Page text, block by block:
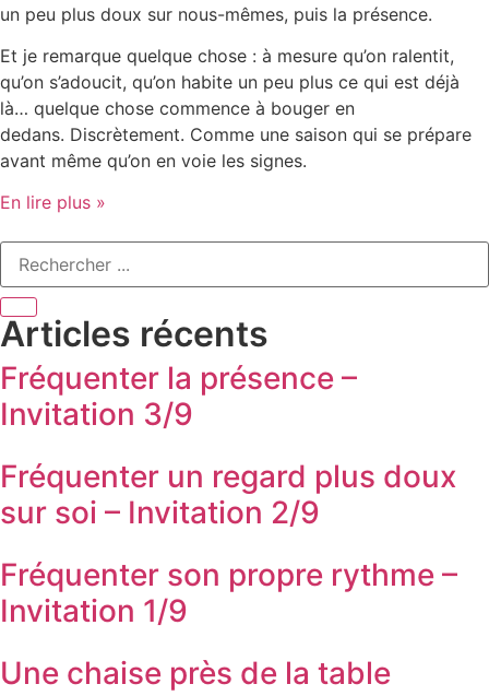
un peu plus doux sur nous-mêmes, puis la présence.
Et je remarque quelque chose : à mesure qu’on ralentit,
qu’on s’adoucit, qu’on habite un peu plus ce qui est déjà
là… quelque chose commence à bouger en
dedans. Discrètement. Comme une saison qui se prépare
avant même qu’on en voie les signes.
En lire plus »
Articles récents
Fréquenter la présence –
Invitation 3/9
Fréquenter un regard plus doux
sur soi – Invitation 2/9
Fréquenter son propre rythme –
Invitation 1/9
Une chaise près de la table